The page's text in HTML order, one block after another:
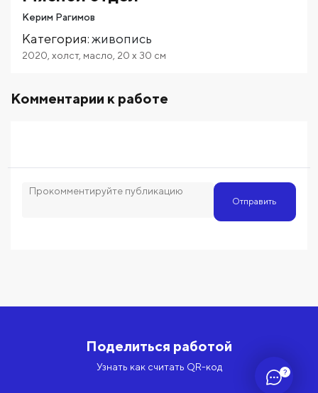
?
Керим Рагимов
Категория:живопись
2020 холст, масло 20 x 30 см
Комментарии к работе
Отправить
Поделиться работой
Узнать как считать QR-код